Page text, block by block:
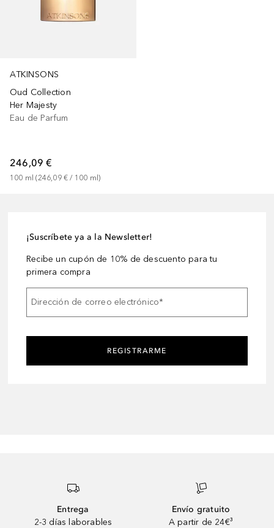
ATKINSONS
Oud Collection
Her Majesty
Eau de Parfum
246,09 €
100 ml (246,09 € / 100 ml)
¡Suscríbete ya a la Newsletter!
Recibe un cupón de 10% de descuento para tu
primera compra
Dirección de correo electrónico*
REGISTRARME
Entrega
2-3 días laborables
Envío gratuito
A partir de 24€³